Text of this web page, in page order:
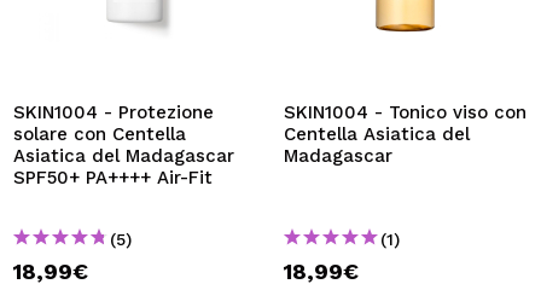
SKIN1004 - Protezione
solare con Centella
Asiatica del Madagascar
SPF50+ PA++++ Air-Fit
(5)
18,99€
SKIN1004 - Tonico viso con
Centella Asiatica del
Madagascar
(1)
18,99€